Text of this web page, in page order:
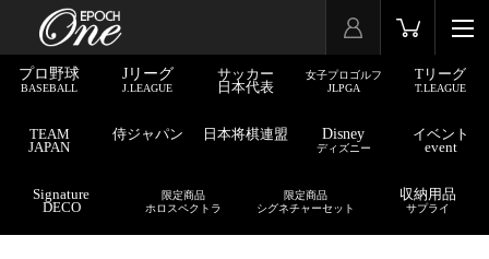
プロ野球
BASEBALL
Jリーグ
J.LEAGUE
サッカー
日本代表
女子プロゴルフ
JLPGA
Tリーグ
T.LEAGUE
TEAM
JAPAN
侍ジャパン 日本将棋連盟 Disney
ディズニー
イベント
event
Signature
DECO
限定商品
ホロスペクトラ
限定商品
シグネチャーセット
収納用品
サプライ